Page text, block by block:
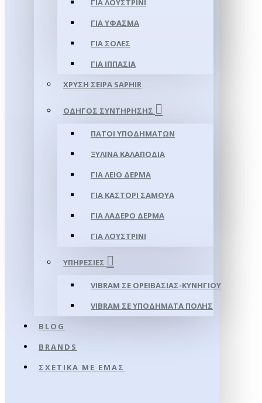
ΓΙΑ ΛΟΥΣΤΡΊΝΙ
ΓΙΑ ΥΦΑΣΜΑ
ΓΙΑ ΣΌΛΕΣ
ΓΙΑ ΙΠΠΑΣΊΑ
ΧΡΥΣΉ ΣΕΙΡΆ SAPHIR
ΟΔΗΓΌΣ ΣΥΝΤΉΡΗΣΗΣ
ΠΆΤΟΙ ΥΠΟΔΗΜΆΤΩΝ
ΞΎΛΙΝΑ ΚΑΛΑΠΌΔΙΑ
ΓΙΑ ΛΕΊΟ ΔΈΡΜΑ
ΓΙΑ ΚΑΣΤΌΡΙ ΣΑΜΟΎΑ
ΓΙΑ ΛΑΔΕΡΌ ΔΈΡΜΑ
ΓΙΑ ΛΟΥΣΤΡΊΝΙ
ΥΠΗΡΕΣΊΕΣ
VIBRAM ΣΕ ΟΡΕΙΒΑΣΊΑΣ-ΚΥΝΗΓΊΟΥ
VIBRAM ΣΕ ΥΠΟΔΉΜΑΤΑ ΠΌΛΗΣ
BLOG
BRANDS
ΣΧΕΤΙΚΆ ΜΕ ΕΜΆΣ